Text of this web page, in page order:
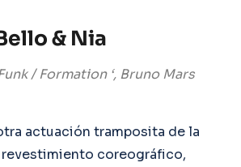
& Nia
/ Formation ‘, Bruno Mars
actuación tramposita de la
revestimiento coreográfico,